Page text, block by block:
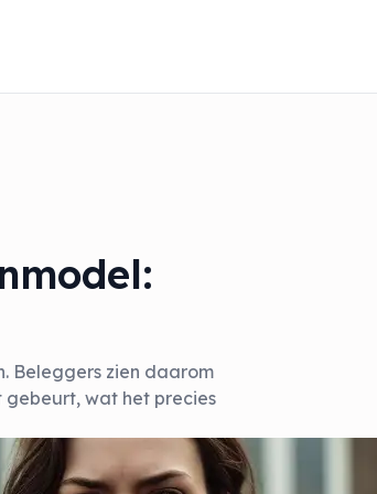
Beleggers zien daarom
gebeurt, wat het precies